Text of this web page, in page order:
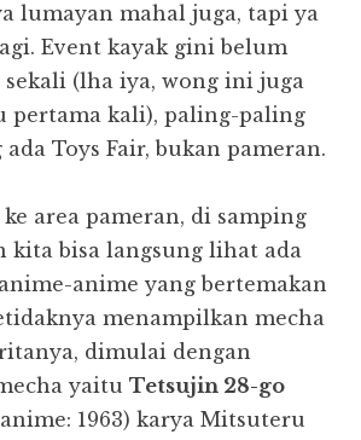
lumayan mahal juga, tapi ya
Event kayak gini belum
(lha iya, wong ini juga
pertama kali), paling-paling
ada Toys Fair, bukan pameran.
area pameran, di samping
kita bisa langsung lihat ada
anime yang bertemakan
menampilkan mecha
dimulai dengan
yaitu Tetsujin 28-go
anime: 1963) karya Mitsuteru